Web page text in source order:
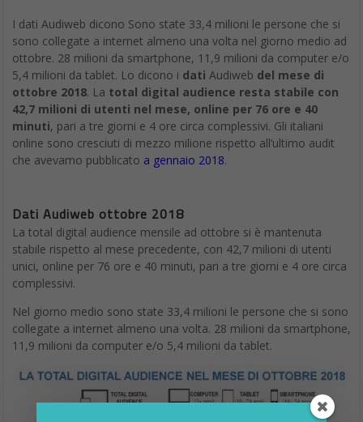
I dati Audiweb dicono Sono state 33,4 milioni le persone che si
sono collegate a internet almeno una volta nel giorno medio ad
ottobre. 28 milioni da smartphone, 11,9 milioni da computer e/o
5,4 milioni da tablet. Lo dicono i dati Audiweb del mese di
ottobre 2018. La total digital audience resta stabile con
42,7 milioni di utenti nel mese, online per 76 ore e 40
minuti, pari a tre giorni e 4 ore circa complessivi. Gli italiani
online sono cresciuti di mezzo milione rispetto all’ultimo audit
che avevamo pubblicato a gennaio 2018.
Dati Audiweb ottobre 2018
La total digital audience mensile ad ottobre si è mantenuta
stabile rispetto al mese precedente, con 42,7 milioni di utenti
unici, online per 76 ore e 40 minuti, pari a tre giorni e 4 ore circa
complessivi.
Nel giorno medio sono state 33,4 milioni le persone che si sono
collegate a internet almeno una volta. 28 milioni da smartphone,
11,9 milioni da computer e/o 5,4 milioni da tablet.